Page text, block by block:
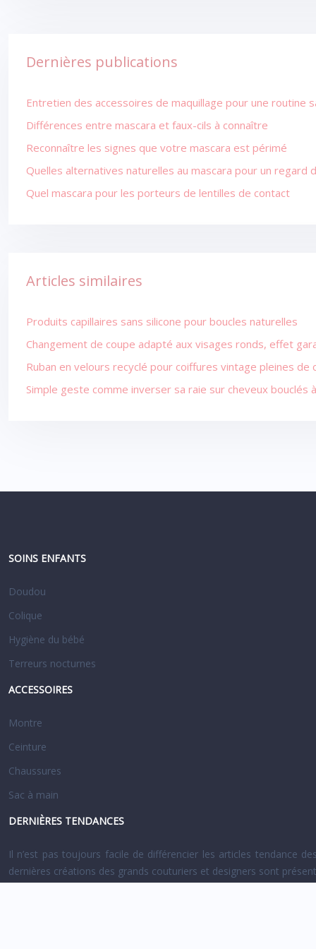
Dernières publications
Entretien des accessoires de maquillage pour une routine
Différences entre mascara et faux-cils à connaître
Reconnaître les signes que votre mascara est périmé
Quelles alternatives naturelles au mascara pour un regard
Quel mascara pour les porteurs de lentilles de contact
Articles similaires
Produits capillaires sans silicone pour boucles naturelles
Changement de coupe adapté aux visages ronds, effet
Ruban en velours recyclé pour coiffures vintage pleines de
Simple geste comme inverser sa raie sur cheveux bouclés
SOINS ENFANTS
Doudou
Colique
Hygiène du bébé
Terreurs nocturnes
ACCESSOIRES
Montre
Ceinture
Chaussures
Sac à main
DERNIÈRES TENDANCES
Il n’est pas toujours facile de différencier les articles tendance
dernières créations des grands couturiers et designers sont